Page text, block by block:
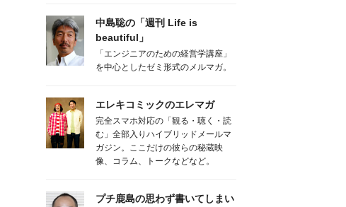
中島聡の「週刊 Life is
beautiful」
「エンジニアのための経営学講座」
を中心としたゼミ形式のメルマガ。
エレキコミックのエレマガ
完全スマホ対応の「観る・聴く・読
む」全部入りハイブリッドメールマ
ガジン。ここだけの彼らの秘蔵映
像、コラム、トークなどなど。
プチ鹿島の思わず書いてしまい